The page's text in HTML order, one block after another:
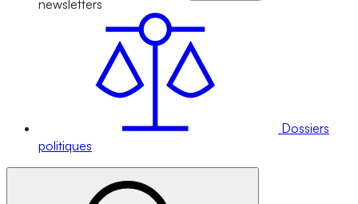
newsletters
Dossiers
politiques